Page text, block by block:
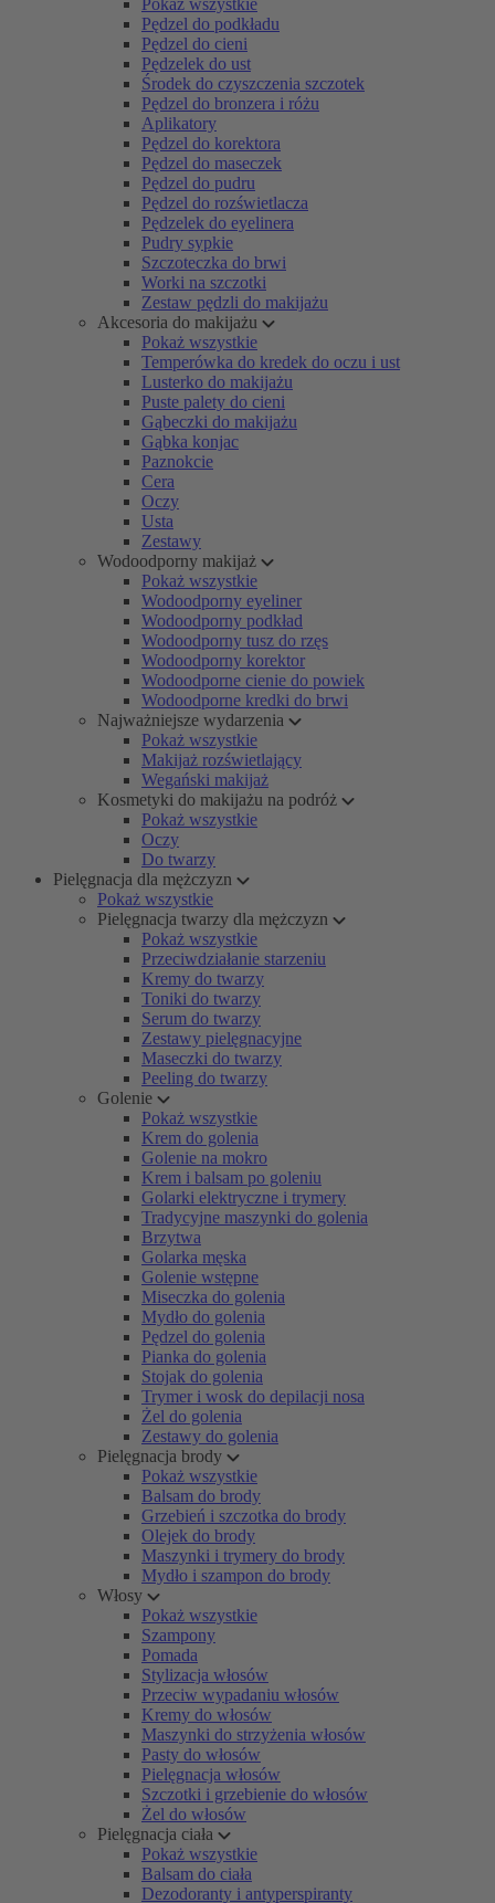
Pokaż wszystkie
Pędzel do podkładu
Pędzel do cieni
Pędzelek do ust
Środek do czyszczenia szczotek
Pędzel do bronzera i różu
Aplikatory
Pędzel do korektora
Pędzel do maseczek
Pędzel do pudru
Pędzel do rozświetlacza
Pędzelek do eyelinera
Pudry sypkie
Szczoteczka do brwi
Worki na szczotki
Zestaw pędzli do makijażu
Akcesoria do makijażu
Pokaż wszystkie
Temperówka do kredek do oczu i ust
Lusterko do makijażu
Puste palety do cieni
Gąbeczki do makijażu
Gąbka konjac
Paznokcie
Cera
Oczy
Usta
Zestawy
Wodoodporny makijaż
Pokaż wszystkie
Wodoodporny eyeliner
Wodoodporny podkład
Wodoodporny tusz do rzęs
Wodoodporny korektor
Wodoodporne cienie do powiek
Wodoodporne kredki do brwi
Najważniejsze wydarzenia
Pokaż wszystkie
Makijaż rozświetlający
Wegański makijaż
Kosmetyki do makijażu na podróż
Pokaż wszystkie
Oczy
Do twarzy
Pielęgnacja dla mężczyzn
Pokaż wszystkie
Pielęgnacja twarzy dla mężczyzn
Pokaż wszystkie
Przeciwdziałanie starzeniu
Kremy do twarzy
Toniki do twarzy
Serum do twarzy
Zestawy pielęgnacyjne
Maseczki do twarzy
Peeling do twarzy
Golenie
Pokaż wszystkie
Krem do golenia
Golenie na mokro
Krem i balsam po goleniu
Golarki elektryczne i trymery
Tradycyjne maszynki do golenia
Brzytwa
Golarka męska
Golenie wstępne
Miseczka do golenia
Mydło do golenia
Pędzel do golenia
Pianka do golenia
Stojak do golenia
Trymer i wosk do depilacji nosa
Żel do golenia
Zestawy do golenia
Pielęgnacja brody
Pokaż wszystkie
Balsam do brody
Grzebień i szczotka do brody
Olejek do brody
Maszynki i trymery do brody
Mydło i szampon do brody
Włosy
Pokaż wszystkie
Szampony
Pomada
Stylizacja włosów
Przeciw wypadaniu włosów
Kremy do włosów
Maszynki do strzyżenia włosów
Pasty do włosów
Pielęgnacja włosów
Szczotki i grzebienie do włosów
Żel do włosów
Pielęgnacja ciała
Pokaż wszystkie
Balsam do ciała
Dezodoranty i antyperspiranty